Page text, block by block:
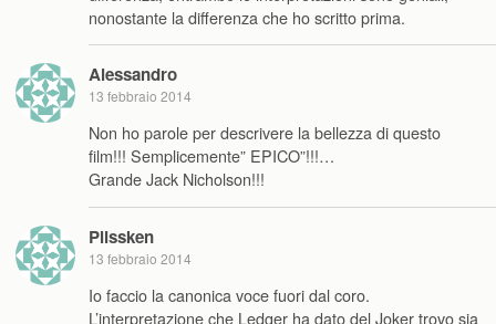
nonostante la differenza che ho scritto prima.
Alessandro
13 febbraio 2014
Non ho parole per descrivere la bellezza di questo
film!!! Semplicemente” EPICO”!!!…
Grande Jack Nicholson!!!
Plissken
13 febbraio 2014
Io faccio la canonica voce fuori dal coro.
L’interpretazione che Ledger ha dato del Joker trovo sia